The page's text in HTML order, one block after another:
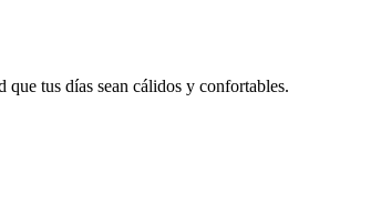
que tus días sean cálidos y confortables.